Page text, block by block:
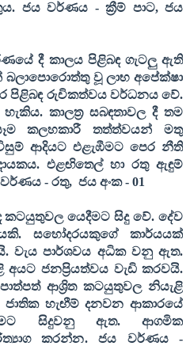
. ජය වර්ණය - ක්‍රීම් පාට,ජය
දී කාලය පිළිබඳ ගැටලු ඇති
බලාපොරොත්තු වූ ලාභ අපේක්ෂා
පිළිබඳ රුචිකත්වය වර්ධනය වේ.
කාලත්‍ර සබඳතාවල දී තම
කලහකාරී තත්ත්වයන් මතු
ආදියට එළැඹීමට පෙර නීති
එළඟිතෙල් හා රතු ඇඳුම්
වර්ණය - රතු, ජය අංක - 01
කටයුතුවල යෙදීමට සිදු වේ. දේව
සහෝදරයකුගේ කාර්යයක්
වැය පාර්ශවය අධික වනු ඇත.
අයට ජනප්‍රියත්වය වැඩි කරවයි.
ආශ්‍රිත කටයුතුවල නියැළි
හැඟීම් දනවන ආකාරයේ
සිදුවනු ඇත. ආගමික
කරන්න. ජය වර්ණය -